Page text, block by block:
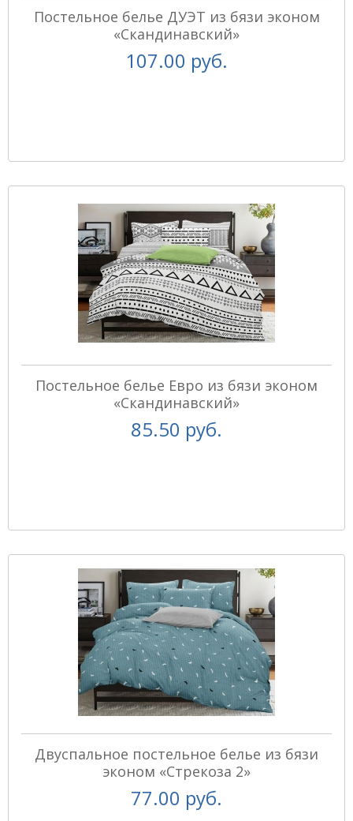
Постельное белье ДУЭТ из бязи эконом
«Скандинавский»
107.00 руб.
Постельное белье Евро из бязи эконом
«Скандинавский»
85.50 руб.
Двуспальное постельное белье из бязи
эконом «Стрекоза 2»
77.00 руб.